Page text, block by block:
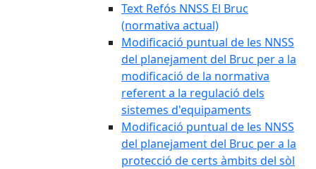
Text Refós NNSS El Bruc
(normativa actual)
Modificació puntual de les NNSS
del planejament del Bruc per a la
modificació de la normativa
referent a la regulació dels
sistemes d'equipaments
Modificació puntual de les NNSS
del planejament del Bruc per a la
protecció de certs àmbits del sòl